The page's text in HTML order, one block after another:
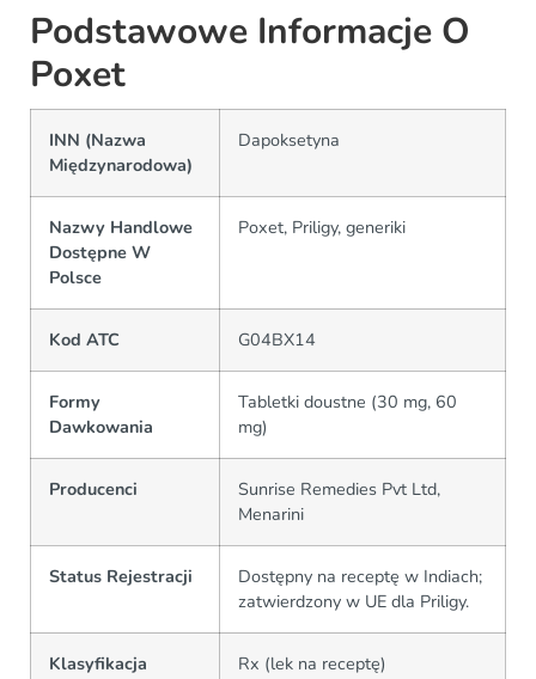
Podstawowe Informacje O
Poxet
INN (Nazwa
Międzynarodowa)
Dapoksetyna
Nazwy Handlowe
Dostępne W
Polsce
Poxet, Priligy, generiki
Kod ATC G04BX14
Formy
Dawkowania
Tabletki doustne (30 mg, 60
mg)
Producenci
Sunrise Remedies Pvt Ltd,
Menarini
Status Rejestracji
Dostępny na receptę w Indiach;
zatwierdzony w UE dla Priligy.
Klasyfikacja Rx (lek na receptę)